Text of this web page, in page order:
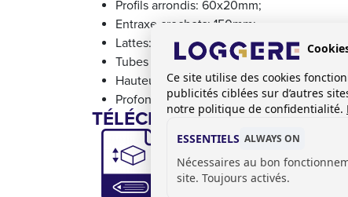
Profils arrondis: 60x20mm;
Entraxe crochets: 150mm;
Lattes: 96x26mm;
Tubes arrondis de porte chaussures:
Hauteur totale: 1750mm;
Profondeur: 840mm.
TÉLÉCHARGEMENTS:
Ce site utilise des cookies
publicités ciblées sur d’autres
notre politique de confidentialité.
ESSENTIELS ALWAYS ON
Nécessaires au bon
site. Toujours activés.